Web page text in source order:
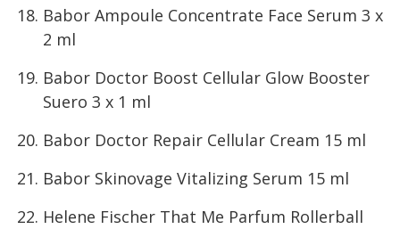
Babor Ampoule Concentrate Face Serum 3 x
2 ml
Babor Doctor Boost Cellular Glow Booster
Suero 3 x 1 ml
Babor Doctor Repair Cellular Cream 15 ml
Babor Skinovage Vitalizing Serum 15 ml
Helene Fischer That Me Parfum Rollerball